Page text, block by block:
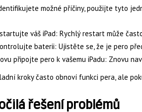
možné příčiny, použijte tyto
váš iPad: Rychlý restart může
baterii: Ujistěte se, že je pero
připojte pero k vašemu iPadu: Znovu
kroky často obnoví funkci pera, ale
řešení problémů